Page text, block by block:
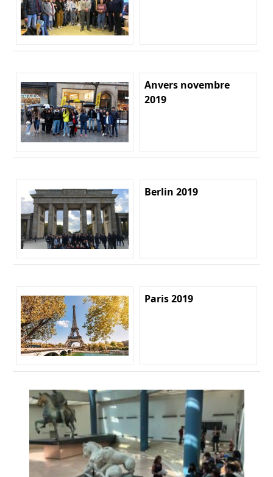
Anvers novembre
2019
Berlin 2019
Paris 2019